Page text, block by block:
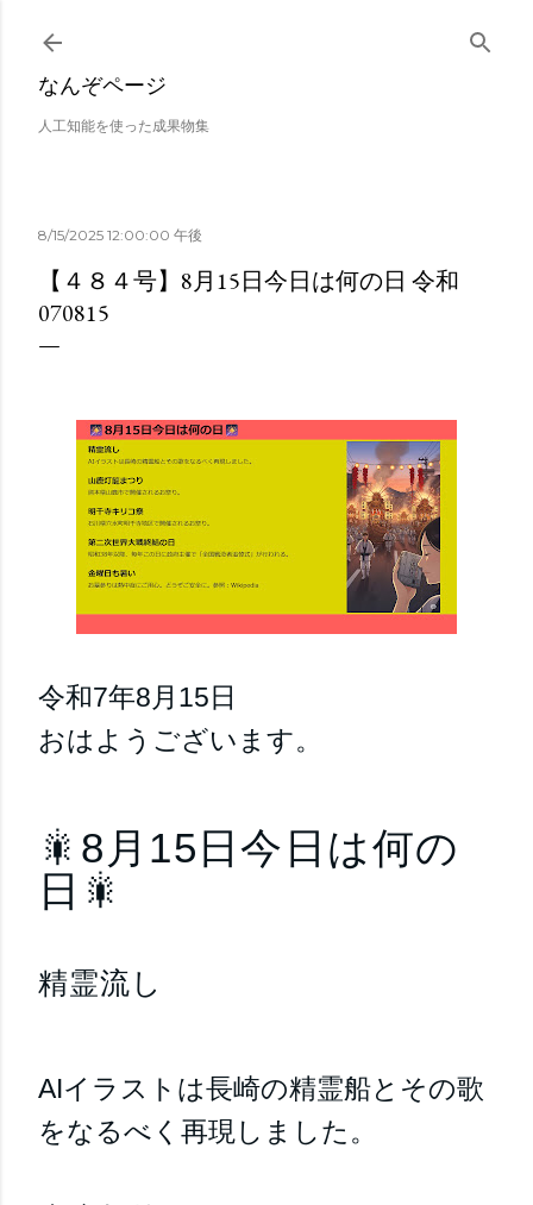
スキップしてメイン コンテンツに移動
なんぞページ
人工知能を使った成果物集
8/15/2025 12:00:00 午後
【４８４号】8月15日今日は何の日 令和
070815
令和7年8月15日
おはようございます。
🎇8月15日今日は何の
日🎇
精霊流し
AIイラストは長崎の精霊船とその歌
をなるべく再現しました。